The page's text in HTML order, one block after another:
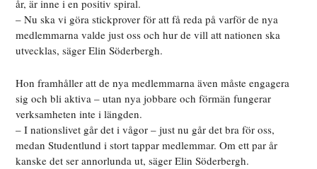
år, är inne i en positiv spiral.
– Nu ska vi göra stickprover för att få reda på varför de nya
medlemmarna valde just oss och hur de vill att nationen ska
utvecklas, säger Elin Söderbergh.
Hon framhåller att de nya medlemmarna även måste engagera
sig och bli aktiva – utan nya jobbare och förmän fungerar
verksamheten inte i längden.
– I nationslivet går det i vågor – just nu går det bra för oss,
medan Studentlund i stort tappar medlemmar. Om ett par år
kanske det ser annorlunda ut, säger Elin Söderbergh.